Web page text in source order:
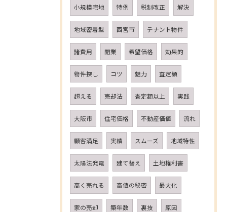
小規模宅地 特例 税制改正 解決
地域密着型 西宮市 テナント物件
諸費用 開業 希望価格 効果的
物件探し コツ 魅力 査定額
超える 売却法 査定額以上 実践
大阪市 住宅価格 不動産価値 流れ
顧客満足 実績 スムーズ 地域特性
太陽法発電 建て替え 土地権利書
高く売れる 高値の秘密 最大化
家の売却 築年数 裏技 原因